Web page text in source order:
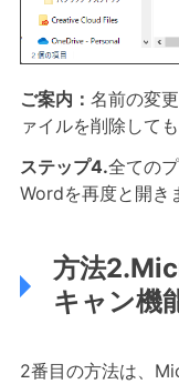
ご案内： 名前の変
ァイルを削除して
ステップ4.全ての
Wordを再度と開き
方法
キャン機
2番目の方法は、